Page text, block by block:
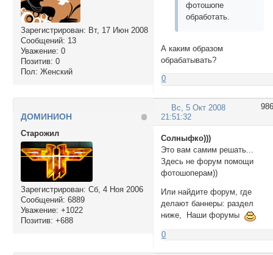
Зарегистрирован: Вт, 17 Июн 2008
Сообщений: 13
Уважение: 0
Позитив: 0
Пол: Женский
фотошопе
обработать.
А каким образом
обрабатывать?
0
986
Вс, 5 Окт 2008
21:51:32
ДОМИНИОН
Cтарожил
Зарегистрирован: Сб, 4 Ноя 2006
Сообщений: 6889
Уважение: +1022
Позитив: +688
Солныфко)))
Это вам самим решать...
Здесь не форум помощи
фотошоперам))
Или найдите форум, где
делают баннеры: раздел
ниже, Наши форумы
0